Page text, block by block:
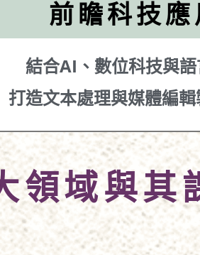
前瞻科技
結合AI、數位科技與
打造文本處理與媒體編
領域與其